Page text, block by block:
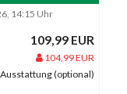
14:15 Uhr
109,99 EUR
104,99 EUR
(optional)